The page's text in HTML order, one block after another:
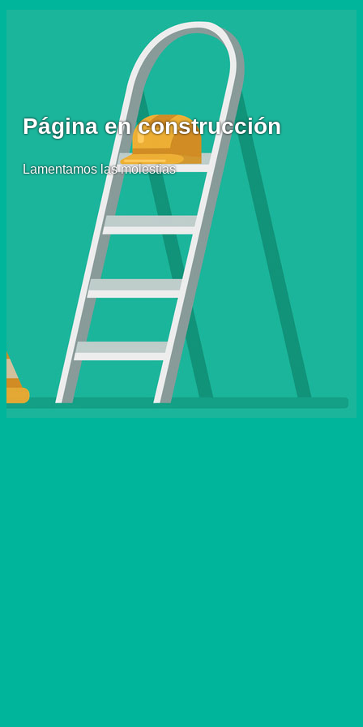
Página en construcción
Lamentamos las molestias